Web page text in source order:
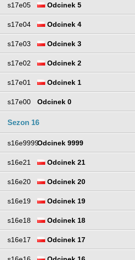
s17e05 Odcinek 5
s17e04 Odcinek 4
s17e03 Odcinek 3
s17e02 Odcinek 2
s17e01 Odcinek 1
s17e00 Odcinek 0
Sezon 16
s16e9999Odcinek 9999
s16e21 Odcinek 21
s16e20 Odcinek 20
s16e19 Odcinek 19
s16e18 Odcinek 18
s16e17 Odcinek 17